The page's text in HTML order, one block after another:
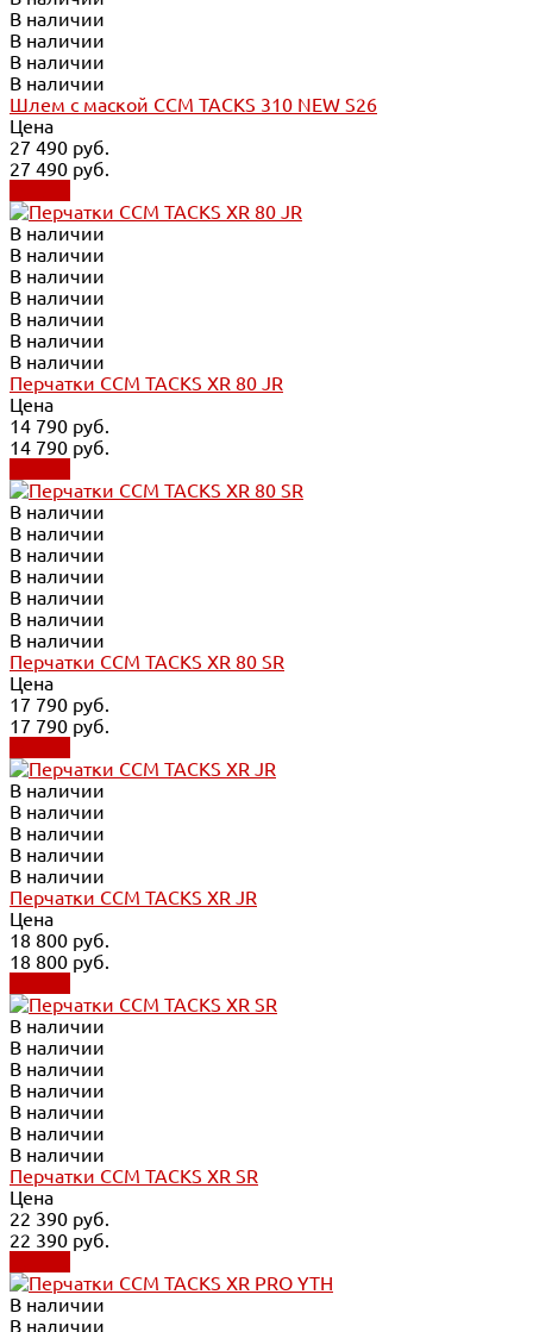
В наличии
В наличии
В наличии
В наличии
Шлем с маской CCM TACKS 310 NEW S26
Цена
27 490 руб.
27 490 руб.
В наличии
В наличии
В наличии
В наличии
В наличии
В наличии
В наличии
Перчатки CCM TACKS XR 80 JR
Цена
14 790 руб.
14 790 руб.
В наличии
В наличии
В наличии
В наличии
В наличии
В наличии
В наличии
Перчатки CCM TACKS XR 80 SR
Цена
17 790 руб.
17 790 руб.
В наличии
В наличии
В наличии
В наличии
В наличии
Перчатки CCM TACKS XR JR
Цена
18 800 руб.
18 800 руб.
В наличии
В наличии
В наличии
В наличии
В наличии
В наличии
В наличии
Перчатки CCM TACKS XR SR
Цена
22 390 руб.
22 390 руб.
В наличии
В наличии